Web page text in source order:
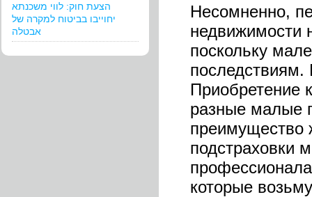
הצעת חוק: לווי משכנתא
יחוייבו בביטוח למקרה של
אבטלה
Несомненно,
недвижимости
поскольку
Приобретение
разные малые
преимущество
подстраховки
которые